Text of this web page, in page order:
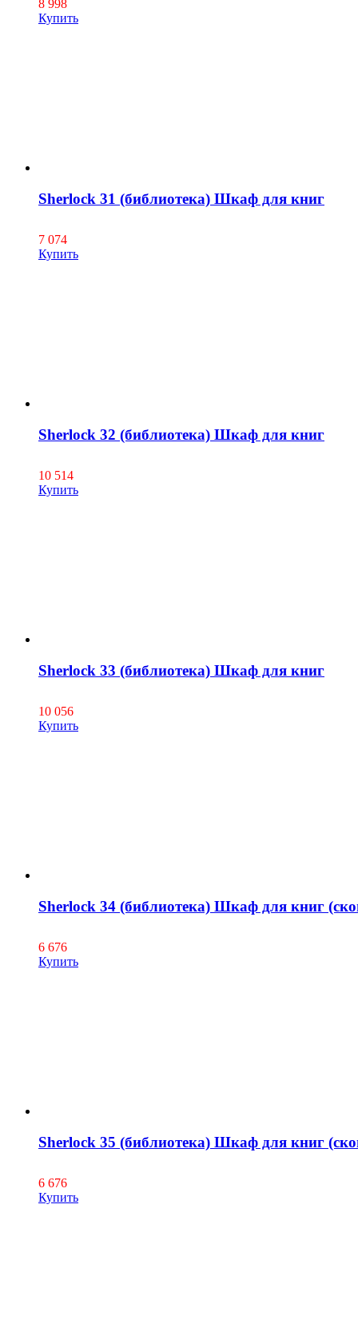
8 998
Купить
Sherlock 31 (библиотека) Шкаф для книг
7 074
Купить
Sherlock 32 (библиотека) Шкаф для книг
10 514
Купить
Sherlock 33 (библиотека) Шкаф для книг
10 056
Купить
Sherlock 34 (библиотека) Шкаф для книг
6 676
Купить
Sherlock 35 (библиотека) Шкаф для книг
6 676
Купить